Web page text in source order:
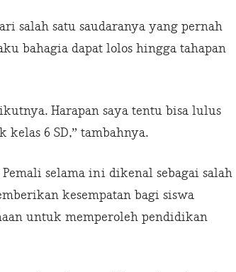
salah satu saudaranya yang pernah
bahagia dapat lolos hingga tahapan
Harapan saya tentu bisa lulus
6 SD,” tambahnya.
selama ini dikenal sebagai salah
kesempatan bagi siswa
untuk memperoleh pendidikan